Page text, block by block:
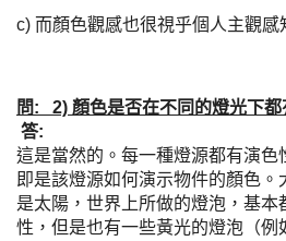
c) 而顏色觀感也很視乎個人主觀感
問: 2) 顏色是否在不同的燈光下都
答:
這是當然的。每一種燈源都有演色
即是該燈源如何演示物件的顏色。
是太陽，世界上所做的燈泡，基
性，但是也有一些黃光的燈泡（例